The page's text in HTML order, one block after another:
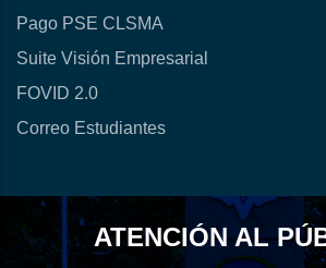
Pago PSE CLSMA
Suite Visión Empresarial
FOVID 2.0
Correo Estudiantes
ATENCIÓN AL